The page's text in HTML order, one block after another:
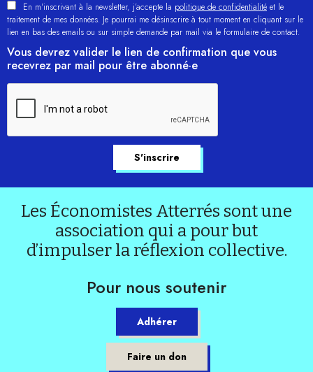
En m'inscrivant à la newsletter, j’accepte la politique de confidentialité et le
traitement de mes données. Je pourrai me désinscrire à tout moment en cliquant sur le
lien en bas des emails ou sur simple demande par mail via le formulaire de contact.
Vous devrez valider le lien de confirmation que vous
recevrez par mail pour être abonné·e
Les Économistes Atterrés sont une
association qui a pour but
d’impulser la réflexion collective.
Pour nous soutenir
Adhérer
Faire un don